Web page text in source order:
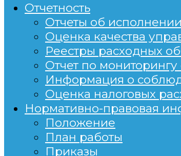
Отчетность
Отчеты об
Оценка качества
Реестры расходных
Отчет по
Информация о
Оценка налоговых
Нормативно-правовая
Положение
План работы
Приказы